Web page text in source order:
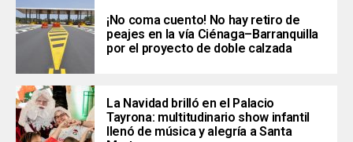
¡No coma cuento! No hay retiro de
peajes en la vía Ciénaga–Barranquilla
por el proyecto de doble calzada
La Navidad brilló en el Palacio
Tayrona: multitudinario show infantil
llenó de música y alegría a Santa